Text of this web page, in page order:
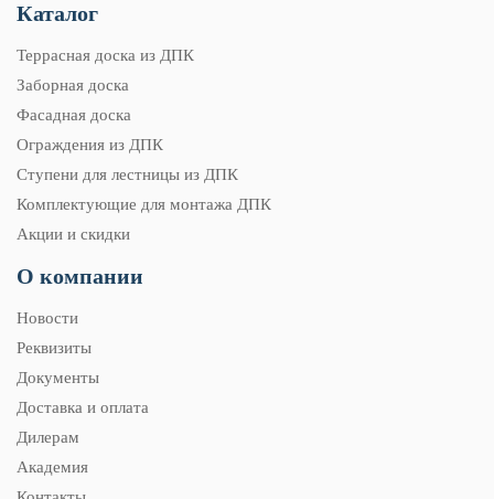
Каталог
Террасная доска из ДПК
Заборная доска
Фасадная доска
Ограждения из ДПК
Ступени для лестницы из ДПК
Комплектующие для монтажа ДПК
Акции и скидки
О компании
Новости
Реквизиты
Документы
Доставка и оплата
Дилерам
Академия